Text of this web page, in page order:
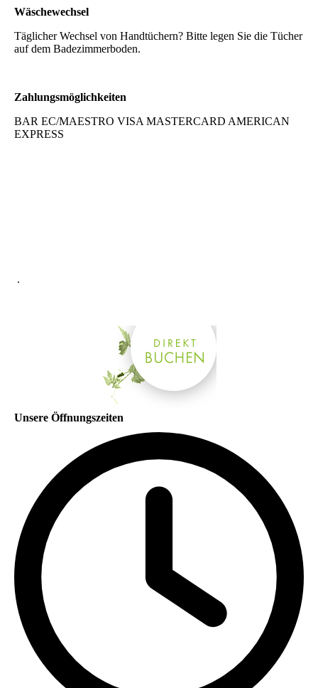
Wäschewechsel
Täglicher Wechsel von Handtüchern? Bitte legen Sie die Tücher
auf dem Badezimmerboden.
Zahlungsmöglichkeiten
BAR EC/MAESTRO VISA MASTERCARD AMERICAN
EXPRESS
.
Unsere Öffnungszeiten